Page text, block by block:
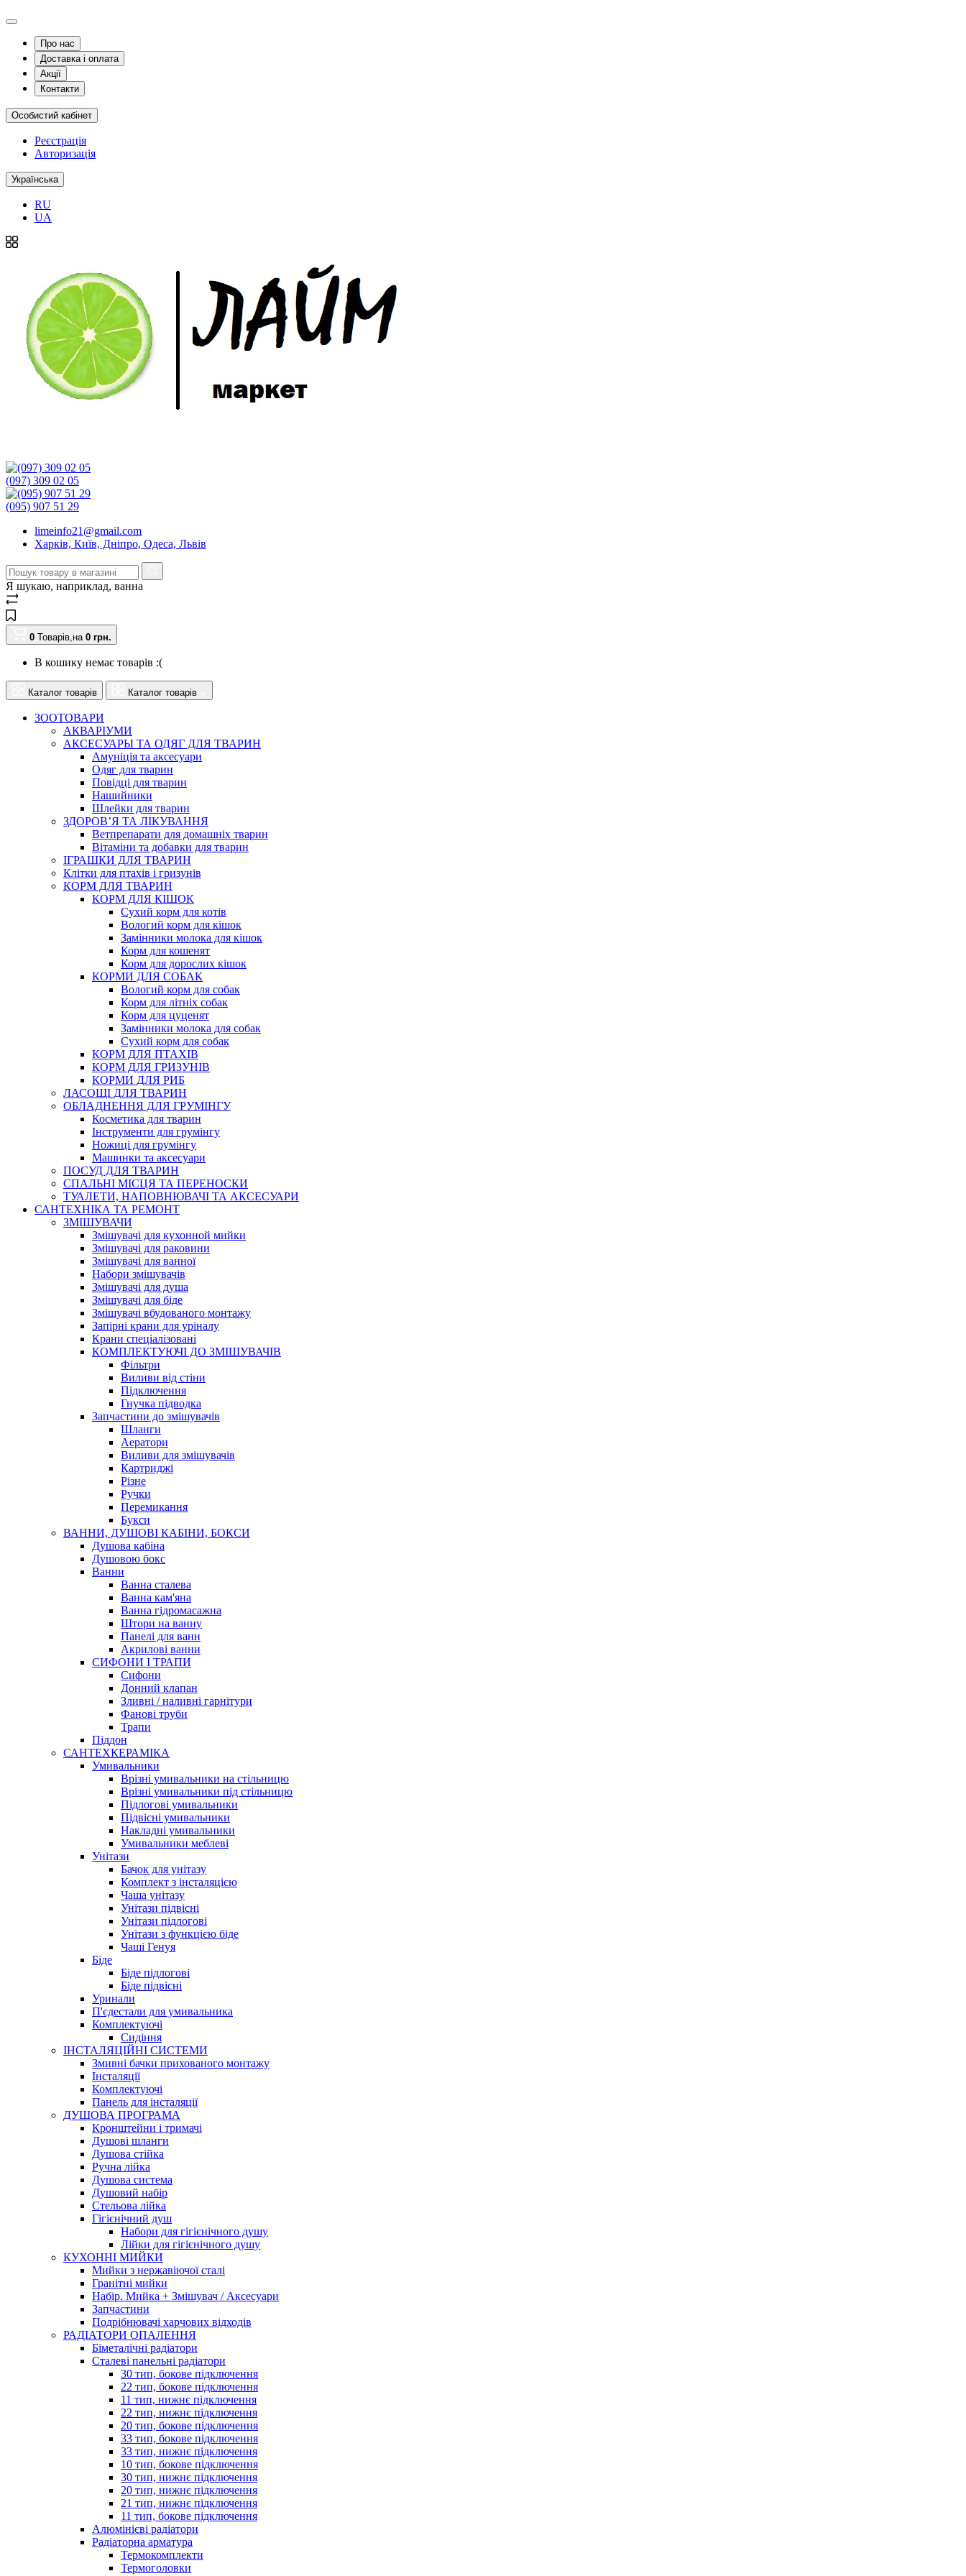
Про нас
Доставка і оплата
Акції
Контакти
Особистий кабінет
Реєстрація
Авторизація
Українська
RU
UA
(097) 309 02 05
(095) 907 51 29
limeinfo21@gmail.com
Харків, Київ, Дніпро, Одеса, Львів
Я шукаю, наприклад, ванна
0 Товарів,на 0 грн.
В кошику немає товарів :(
Каталог товарів Каталог товарів
ЗООТОВАРИ
АКВАРІУМИ
АКСЕСУАРЫ ТА ОДЯГ ДЛЯ ТВАРИН
Амуніція та аксесуари
Одяг для тварин
Повідці для тварин
Нашийники
Шлейки для тварин
ЗДОРОВ’Я ТА ЛІКУВАННЯ
Ветпрепарати для домашніх тварин
Вітаміни та добавки для тварин
ІГРАШКИ ДЛЯ ТВАРИН
Клітки для птахів і гризунів
КОРМ ДЛЯ ТВАРИН
КОРМ ДЛЯ КІШОК
Сухий корм для котів
Вологий корм для кішок
Замінники молока для кішок
Корм для кошенят
Корм для дорослих кішок
КОРМИ ДЛЯ СОБАК
Вологий корм для собак
Корм для літніх собак
Корм для цуценят
Замінники молока для собак
Сухий корм для собак
КОРМ ДЛЯ ПТАХІВ
КОРМ ДЛЯ ГРИЗУНІВ
КОРМИ ДЛЯ РИБ
ЛАСОЩІ ДЛЯ ТВАРИН
ОБЛАДНЕННЯ ДЛЯ ГРУМІНГУ
Косметика для тварин
Інструменти для грумінгу
Ножиці для грумінгу
Машинки та аксесуари
ПОСУД ДЛЯ ТВАРИН
СПАЛЬНІ МІСЦЯ ТА ПЕРЕНОСКИ
ТУАЛЕТИ, НАПОВНЮВАЧІ ТА АКСЕСУАРИ
САНТЕХНІКА ТА РЕМОНТ
ЗМІШУВАЧИ
Змішувачі для кухонной мийки
Змішувачі для раковини
Змішувачі для ванної
Набори змішувачів
Змішувачі для душа
Змішувачі для біде
Змішувачі вбудованого монтажу
Запірні крани для уріналу
Крани спеціалізовані
КОМПЛЕКТУЮЧІ ДО ЗМІШУВАЧІВ
Фільтри
Виливи від стіни
Підключення
Гнучка підводка
Запчастини до змішувачів
Шланги
Аератори
Виливи для змішувачів
Картриджі
Різне
Ручки
Перемикання
Букси
ВАННИ, ДУШОВІ КАБІНИ, БОКСИ
Душова кабіна
Душовою бокс
Ванни
Ванна сталева
Ванна кам'яна
Ванна гідромасажна
Штори на ванну
Панелі для ванн
Акрилові ванни
СИФОНИ І ТРАПИ
Сифони
Донний клапан
Зливні / наливні гарнітури
Фанові труби
Трапи
Піддон
САНТЕХКЕРАМІКА
Умивальники
Врізні умивальники на стільницю
Врізні умивальники під стільницю
Підлогові умивальники
Підвісні умивальники
Накладні умивальники
Умивальники меблеві
Унітази
Бачок для унітазу
Комплект з інсталяцією
Чаша унітазу
Унітази підвісні
Унітази підлогові
Унітази з функцією біде
Чаші Генуя
Біде
Біде підлогові
Біде підвісні
Уринали
П'єдестали для умивальника
Комплектуючі
Сидіння
ІНСТАЛЯЦІЙНІ СИСТЕМИ
Змивні бачки прихованого монтажу
Інсталяції
Комплектуючі
Панель для інсталяції
ДУШОВА ПРОГРАМА
Кронштейни і тримачі
Душові шланги
Душова стійка
Ручна лійка
Душова система
Душовий набір
Стельова лійка
Гігієнічний душ
Набори для гігієнічного душу
Лійки для гігієнічного душу
КУХОННІ МИЙКИ
Мийки з нержавіючої сталі
Гранітні мийки
Набір. Мийка + Змішувач / Аксесуари
Запчастини
Подрібнювачі харчових відходів
РАДІАТОРИ ОПАЛЕННЯ
Біметалічні радіатори
Сталеві панельні радіатори
30 тип, бокове підключення
22 тип, бокове підключення
11 тип, нижнє підключення
22 тип, нижнє підключення
20 тип, бокове підключення
33 тип, бокове підключення
33 тип, нижнє підключення
10 тип, бокове підключення
30 тип, нижнє підключення
20 тип, нижнє підключення
21 тип, нижнє підключення
11 тип, бокове підключення
Алюмінієві радіатори
Радіаторна арматура
Термокомплекти
Термоголовки